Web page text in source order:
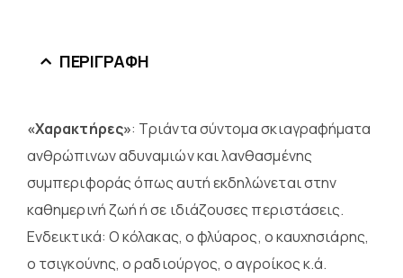
ΠΕΡΙΓΡΑΦΉ
«Χαρακτήρες»: Τριάντα σύντομα σκιαγραφήματα
ανθρώπινων αδυναμιών και λανθασμένης
συμπεριφοράς όπως αυτή εκδηλώνεται στην
καθημερινή ζωή ή σε ιδιάζουσες περιστάσεις.
Ενδεικτικά: Ο κόλακας, ο φλύαρος, ο καυχησιάρης,
ο τσιγκούνης, ο ραδιούργος, ο αγροίκος κ.ά.